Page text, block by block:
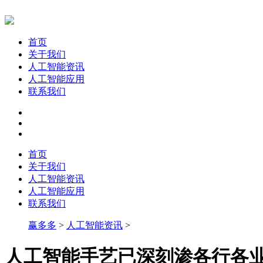
首页
关于我们
人工智能资讯
人工智能应用
联系我们
首页
关于我们
人工智能资讯
人工智能应用
联系我们
赢多多 > 人工智能资讯 >
人工智能手艺已深刻渗各行各